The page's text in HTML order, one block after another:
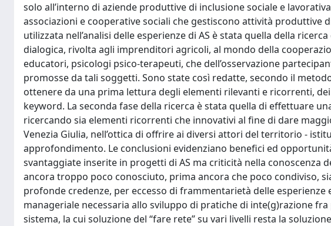
solo all’interno di aziende produttive di inclusione sociale e
associazioni e cooperative sociali che gestiscono attività produttive
utilizzata nell’analisi delle esperienze di AS è stata quella della
dialogica, rivolta agli imprenditori agricoli, al mondo della
educatori, psicologi psico-terapeuti, che dell’osservazione
promosse da tali soggetti. Sono state così redatte, secondo il
ottenere da una prima lettura degli elementi rilevanti e ricorrenti,
keyword. La seconda fase della ricerca è stata quella di effettuare
ricercando sia elementi ricorrenti che innovativi al fine di dare
Venezia Giulia, nell’ottica di offrire ai diversi attori del territorio -
approfondimento. Le conclusioni evidenziano benefici ed
svantaggiate inserite in progetti di AS ma criticità nella conoscenza
ancora troppo poco conosciuto, prima ancora che poco condiviso,
profonde credenze, per eccesso di frammentarietà delle
manageriale necessaria allo sviluppo di pratiche di inte(g)razione
sistema, la cui soluzione del “fare rete” su vari livelli resta la